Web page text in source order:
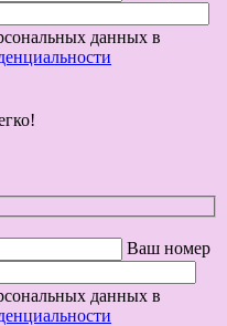
данных в
Ваш номер
данных в